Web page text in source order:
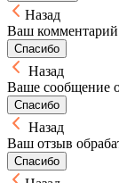
Назад
Ваш комментарий
Спасибо
Назад
Ваше сообщение
Спасибо
Назад
Ваш отзыв
Спасибо